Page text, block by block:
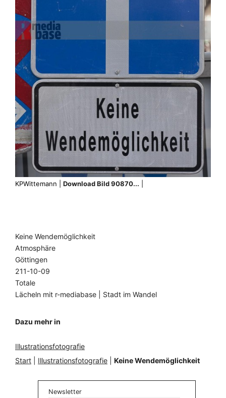
KPWittemann | Download Bild 90870...
Keine Wendemöglichkeit
Atmosphäre
Göttingen
211-10-09
Totale
Lächeln mit r-mediabase | Stadt im Wandel
Dazu mehr in
Illustrationsfotografie
Start
Illustrationsfotografie Keine Wendemöglichkeit
Newsletter